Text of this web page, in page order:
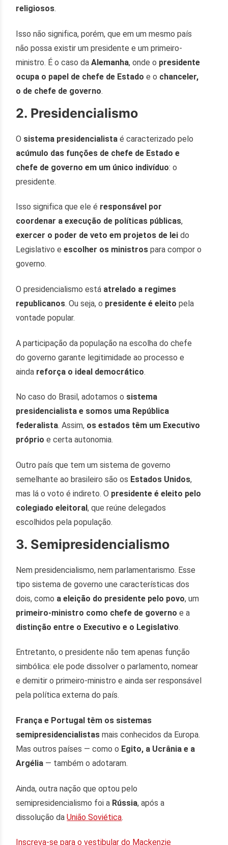
religiosos.
Isso não significa, porém, que em um mesmo país
não possa existir um presidente e um primeiro-
ministro. É o caso daAlemanha, onde o presidente
ocupa o papel de chefe de Estado e o chanceler,
o de chefe de governo.
2. Presidencialismo
O sistema presidencialista é caracterizado pelo
acúmulo das funções de chefe de Estado e
chefe de governo em um único indivíduo: o
presidente.
Isso significa que ele é responsável por
coordenar a execução de políticas públicas,
exercer o poder de veto em projetos de lei do
Legislativo eescolher os ministros para compor o
governo.
O presidencialismo está atrelado a regimes
republicanos. Ou seja, o presidente é eleito pela
vontade popular.
A participação da população na escolha do chefe
do governo garante legitimidade ao processo e
ainda reforça o ideal democrático.
No caso do Brasil, adotamos o sistema
presidencialista e somos uma República
federalista. Assim, os estados têm um Executivo
próprio e certa autonomia.
Outro país que tem um sistema de governo
semelhante ao brasileiro são os Estados Unidos,
mas lá o voto é indireto. O presidente é eleito pelo
colegiado eleitoral, que reúne delegados
escolhidos pela população.
3. Semipresidencialismo
Nem presidencialismo, nem parlamentarismo. Esse
tipo sistema de governo une características dos
dois, como a eleição do presidente pelo povo, um
primeiro-ministro como chefe de governo e a
distinção entre o Executivo e o Legislativo.
Entretanto, o presidente não tem apenas função
simbólica: ele pode dissolver o parlamento, nomear
e demitir o primeiro-ministro e ainda ser responsável
pela política externa do país.
França e Portugal têm os sistemas
semipresidencialistas mais conhecidos da Europa.
Mas outros países — como o Egito, a Ucrânia e a
Argélia — também o adotaram.
Ainda, outra nação que optou pelo
semipresidencialismo foi a Rússia, após a
dissolução daUnião Soviética.
Inscreva-se para o vestibular do Mackenzie